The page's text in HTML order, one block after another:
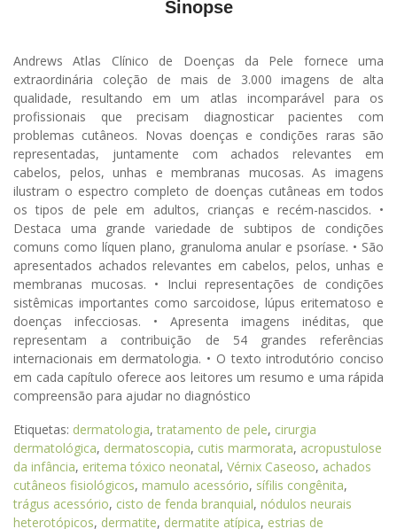
Sinopse
Andrews Atlas Clínico de Doenças da Pele fornece uma
extraordinária coleção de mais de 3.000 imagens de alta
qualidade, resultando em um atlas incomparável para os
profissionais que precisam diagnosticar pacientes com
problemas cutâneos. Novas doenças e condições raras são
representadas, juntamente com achados relevantes em
cabelos, pelos, unhas e membranas mucosas. As imagens
ilustram o espectro completo de doenças cutâneas em todos
os tipos de pele em adultos, crianças e recém-nascidos. •
Destaca uma grande variedade de subtipos de condições
comuns como líquen plano, granuloma anular e psoríase. • São
apresentados achados relevantes em cabelos, pelos, unhas e
membranas mucosas. • Inclui representações de condições
sistêmicas importantes como sarcoidose, lúpus eritematoso e
doenças infecciosas. • Apresenta imagens inéditas, que
representam a contribuição de 54 grandes referências
internacionais em dermatologia. • O texto introdutório conciso
em cada capítulo oferece aos leitores um resumo e uma rápida
compreensão para ajudar no diagnóstico
Etiquetas: dermatologia,tratamento de pele, cirurgia
dermatológica, dermatoscopia, cutis marmorata, acropustulose
da infância, eritema tóxico neonatal, Vérnix Caseoso, achados
cutâneos fisiológicos, mamulo acessório, sífilis congênita,
trágus acessório, cisto de fenda branquial, nódulos neurais
heterotópicos, dermatite, dermatite atípica, estrias de